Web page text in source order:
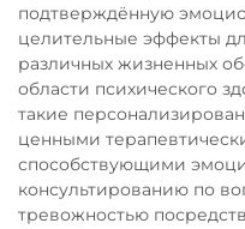
подтверждённую
целительные эффекты
различных жизненных
области психического
такие
ценными
способствующими
консультированию по
тревожностью